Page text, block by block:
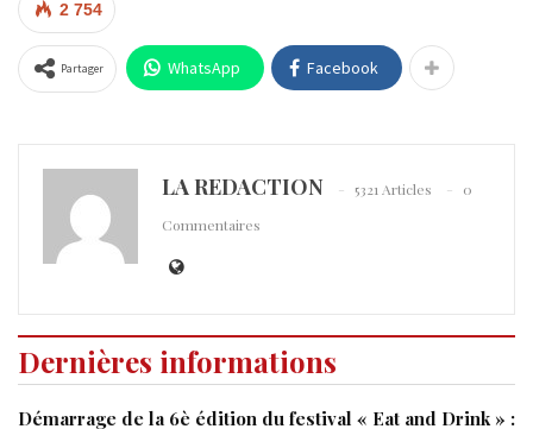
2 754
Partager WhatsApp Facebook
LA REDACTION 5321 Articles
0
Commentaires
Dernières informations
Démarrage de la 6è édition du festival « Eat and Drink » :